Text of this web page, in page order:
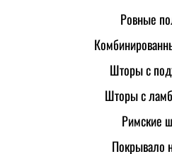
Ровные
Шторы с
Шторы с
Римские
Покрывало